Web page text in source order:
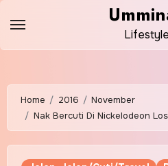
content
Home 2016
November
Nak Bercuti Di Nickelodeon